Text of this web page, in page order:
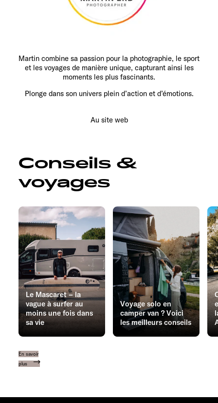
Martin combine sa passion pour la photographie, le sport
et les voyages de manière unique, capturant ainsi les
moments les plus fascinants.
Plonge dans son univers plein d’action et d’émotions.
Au site web
Conseils &
voyages
Le Mascaret – la
vague à surfer au
moins une fois dans
sa vie
Voyage solo en
camper van ? Voici
les meilleurs conseils
En savoir
plus